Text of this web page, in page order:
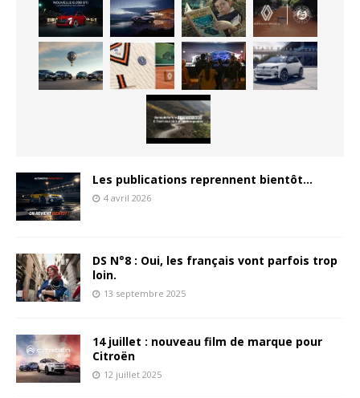
Les publications reprennent bientôt…
4 avril 2026
DS N°8 : Oui, les français vont parfois trop
loin.
13 septembre 2025
14 juillet : nouveau film de marque pour
Citroën
12 juillet 2025